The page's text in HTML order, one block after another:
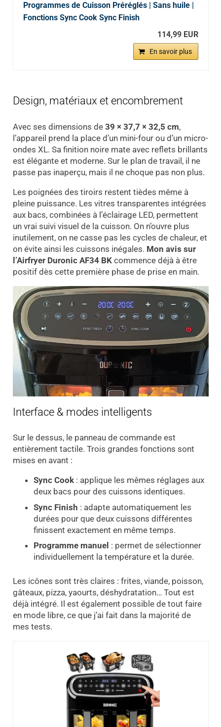
Programmes de Cuisson Préréglés | Sans huile |
Fonctions Sync Cook Sync Finish
114,99 EUR
En savoir plus
Design, matériaux et encombrement
Avec ses dimensions de 39 × 37,7 × 32,5 cm,
l’appareil prend la place d’un mini-four ou d’un micro-
ondes XL. Sa finition noire mate avec reflets brillants
est élégante et moderne. Sur le plan de travail, il ne
passe pas inaperçu, mais il ne choque pas non plus.
Les poignées des tiroirs restent tièdes même à
pleine puissance. Les vitres transparentes intégrées
aux bacs, combinées à l’éclairage LED, permettent
un vrai suivi visuel de la cuisson. On n’ouvre plus
inutilement, on ne casse pas les cycles de chaleur, et
on évite ainsi les cuissons inégales. Mon avis sur
l’Airfryer Duronic AF34 BKcommence déjà à être
positif dès cette première phase de prise en main.
Interface & modes intelligents
Sur le dessus, le panneau de commande est
entièrement tactile. Trois grandes fonctions sont
mises en avant :
Sync Cook : applique les mêmes réglages aux
deux bacs pour des cuissons identiques.
Sync Finish : adapte automatiquement les
durées pour que deux cuissons différentes
finissent exactement en même temps.
Programme manuel : permet de sélectionner
individuellement la température et la durée.
Les icônes sont très claires : frites, viande, poisson,
gâteaux, pizza, yaourts, déshydratation… Tout est
déjà intégré. Il est également possible de tout faire
en mode libre, ce que j’ai fait dans la majorité de
mes tests.